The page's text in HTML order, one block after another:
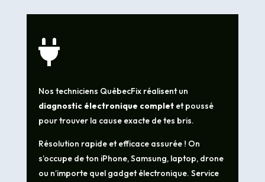

Nos techniciens QuébecFix réalisent un
diagnostic électronique completet poussé
pour trouver la cause exacte de tes bris.
Résolution rapide et efficace assurée ! On
s’occupe de ton iPhone, Samsung, laptop, drone
ou n’importe quel gadget électronique. Service